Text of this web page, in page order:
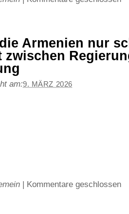
Armenien nur
zwischen
am:9. MÄRZ 2026
| Kommentare geschlossen